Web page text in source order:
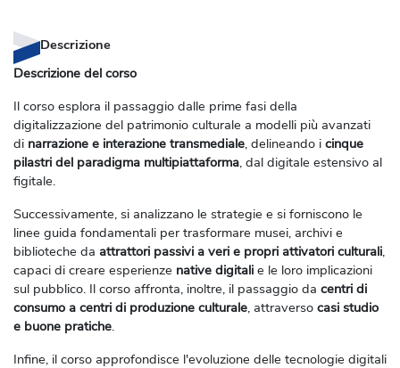
Descrizione
Descrizione del corso
Il corso esplora il passaggio dalle prime fasi della
digitalizzazione del patrimonio culturale a modelli più avanzati
di narrazione e interazione transmediale, delineando i cinque
pilastri del paradigma multipiattaforma, dal digitale estensivo al
figitale.
Successivamente, si analizzano le strategie e si forniscono le
linee guida fondamentali per trasformare musei, archivi e
biblioteche da attrattori passivi a veri e propri attivatori culturali,
capaci di creare esperienze native digitali e le loro implicazioni
sul pubblico. Il corso affronta, inoltre, il passaggio da centri di
consumo a centri di produzione culturale, attraverso casi studio
e buone pratiche.
Infine, il corso approfondisce l'evoluzione delle tecnologie digitali